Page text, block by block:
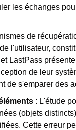
les échanges
de
l'utilisateur,
LastPass
de leur
de s'emparer des
: L'étude
(objets distincts)
Cette erreur